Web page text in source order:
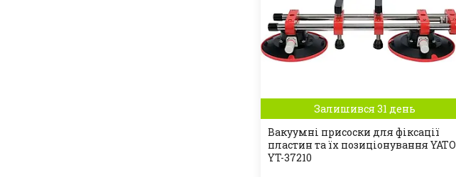
Залишився 31 день
Вакуумні присоски для фіксації
пластин та їх позиціонування YATO
YT-37210